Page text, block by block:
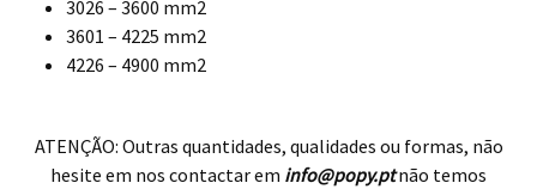
3026 – 3600 mm2
3601 – 4225 mm2
4226 – 4900 mm2
ATENÇÃO: Outras quantidades, qualidades ou formas, não
hesite em nos contactar em info@popy.ptnão temos